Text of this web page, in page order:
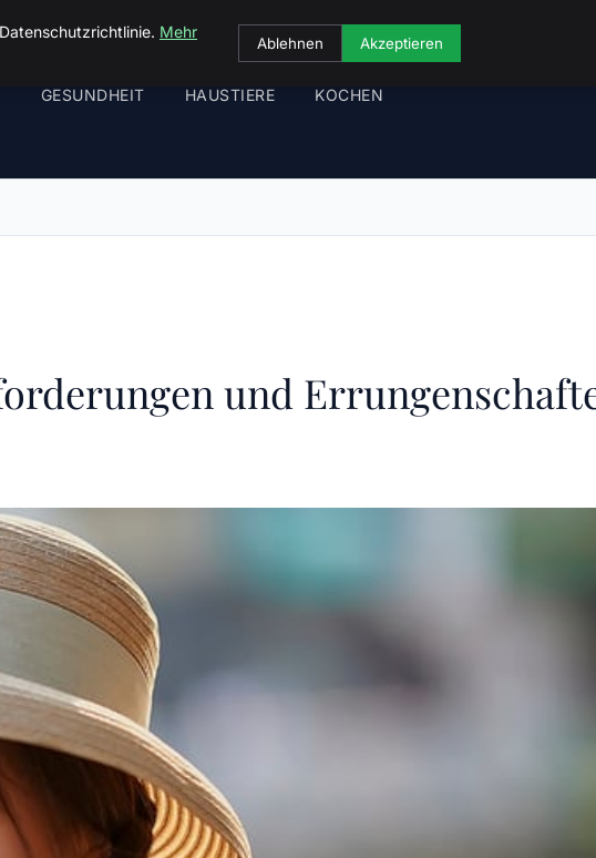
GESUNDHEIT HAUSTIERE KOCHEN
und
Mehr
Ablehnen Akzeptieren